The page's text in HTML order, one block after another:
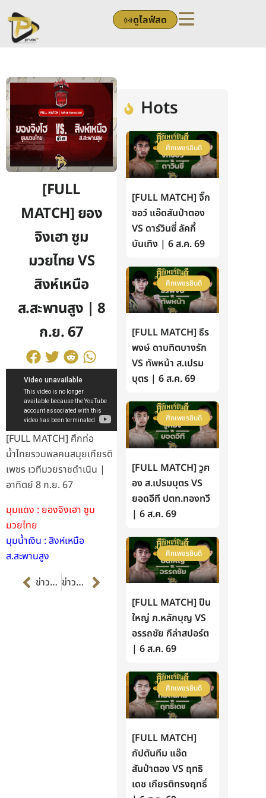
to
content
ดูไลฟ์สด
[FULL
MATCH] ยอง
จิงเฮา ซูม
มวยไทย VS
สิงห์เหนือ
ส.สะพานสูง | 8
ก.ย. 67
[FULL MATCH] ศึกท่อ
น้ำไทยรวมพลคนสมุยเกียรติ
เพชร เวทีมวยราชดำเนิน |
อาทิตย์ 8 ก.ย. 67
มุมแดง : ยองจิงเฮา ซูม
มวยไทย
มุมน้ำเงิน : สิงห์เหนือ
ส.สะพานสูง
Prevข่าวก่อนหน้า ข่าวต่อไป Next
Hots
ศึกเพชรยินดี
[FULL MATCH] จิ๊ก
ซอว์ แอ๊ดสันป่าตอง
VS ดาร์วินซี่ ลัคกี้
บันเทิง | 6 ส.ค. 69
ศึกเพชรยินดี
[FULL MATCH] ธีร
พงษ์ ดาบทิตบางรัก
VS ทัพหน้า ส.เปรม
บุตร | 6 ส.ค. 69
ศึกเพชรยินดี
[FULL MATCH] วูฅ
อง ส.เปรมบุตร VS
ยอดอีที ปตท.ทองทวี
| 6 ส.ค. 69
ศึกเพชรยินดี
[FULL MATCH] ปืน
ใหญ่ ภ.หลักบุญ VS
อรรถชัย กีล่าสปอร์ต
| 6 ส.ค. 69
ศึกเพชรยินดี
[FULL MATCH]
กัปตันทีม แอ๊ด
สันป่าตอง VS ฤทธิ
เดช เกียรติทรงฤทธิ์